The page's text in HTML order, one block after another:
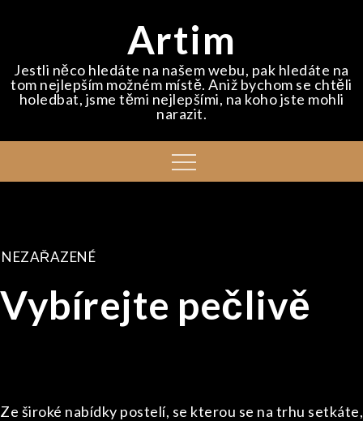
Artim
Jestli něco hledáte na našem webu, pak hledáte na
tom nejlepším možném místě. Aniž bychom se chtěli
holedbat, jsme těmi nejlepšími, na koho jste mohli
narazit.
Menu
NEZAŘAZENÉ
Vybírejte pečlivě
Ze široké nabídky postelí, se kterou se na trhu setkáte,